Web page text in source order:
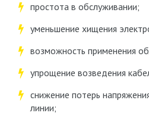
простота в обслуживании;
уменьшение хищения
возможность применения
упрощение возведения
снижение потерь
линии;